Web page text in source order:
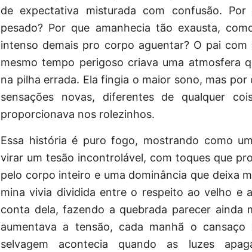
de expectativa misturada com confusão.
pesado? Por que amanhecia tão exausta,
intenso demais pro corpo aguentar? O pai
mesmo tempo perigoso criava uma atmosfera
na pilha errada. Ela fingia o maior sono, mas
sensações novas, diferentes de qualquer
proporcionava nos rolezinhos.
Essa história é puro fogo, mostrando como
virar um tesão incontrolável, com toques que
pelo corpo inteiro e uma dominância que deixa
mina vivia dividida entre o respeito ao velho e
conta dela, fazendo a quebrada parecer ainda
aumentava a tensão, cada manhã o
selvagem acontecia quando as luzes